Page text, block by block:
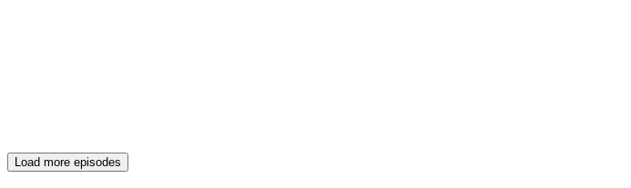
Load more episodes